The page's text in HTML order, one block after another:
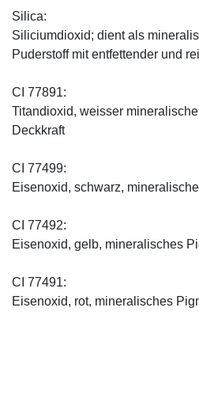
Silica:
Siliciumdioxid; dient als
Puderstoff mit entfettender und
CI 77891:
Titandioxid, weisser
Deckkraft
CI 77499:
Eisenoxid, schwarz,
CI 77492:
Eisenoxid, gelb, mineralisches
CI 77491:
Eisenoxid, rot, mineralisches